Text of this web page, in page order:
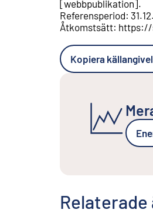
[webbpublikation].
Referensperiod:
Åtkomstsätt: https://
Kopiera
Relaterade